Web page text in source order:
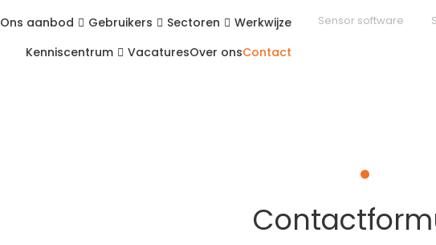
Sensor software
Ons aanbod Gebruikers Sectoren
Werkwijze
Kenniscentrum
VacaturesOver onsContact
.